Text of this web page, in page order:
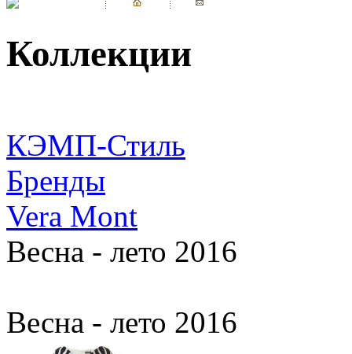
Коллекции
КЭМП-Стиль
Бренды
Vera Mont
Весна - лето 2016
Весна - лето 2016